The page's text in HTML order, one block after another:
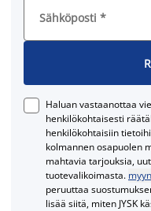
Sähköposti *
Haluan vastaanottaa
henkilökohtaisesti
henkilökohtaisiin
kolmannen osapuolen
mahtavia tarjouksia,
tuotevalikoimasta.
peruuttaa
lisää siitä, miten JYSK